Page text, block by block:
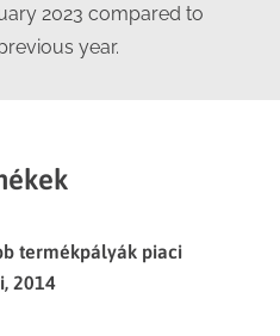
2023 compared to
year.
termékpályák piaci
2014